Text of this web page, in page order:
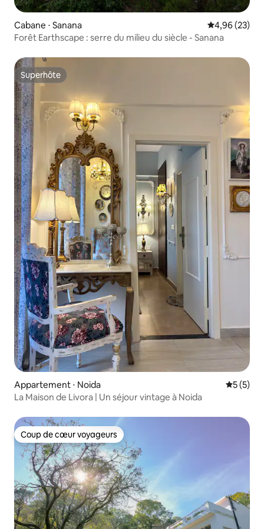
Cabane ⋅ Sanana Évaluation
4,96 (23)
Forêt Earthscape : serre du milieu du siècle - Sanana
Superhôte
Superhôte
Appartement ⋅ Noida
5 (5)
La Maison de Livora | Un séjour vintage à Noida
Coup de cœur voyageurs
Coup de cœur voyageurs